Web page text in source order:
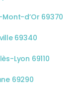
d’Or 69370
69340
Lyon 69110
69290